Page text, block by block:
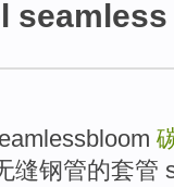
缝钢管的套管